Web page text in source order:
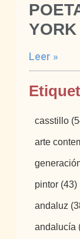
YORK
Leer »
casstillo
arte
pintor (43)
andaluz
andalucía